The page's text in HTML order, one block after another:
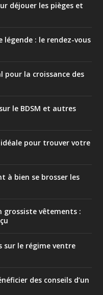
déjouer les pièges et
légende : le rendez-vous
pour la croissance des
le BDSM et autres
idéale pour trouver votre
à bien se brosser les
grossiste vêtements :
sur le régime ventre
des conseils d’un